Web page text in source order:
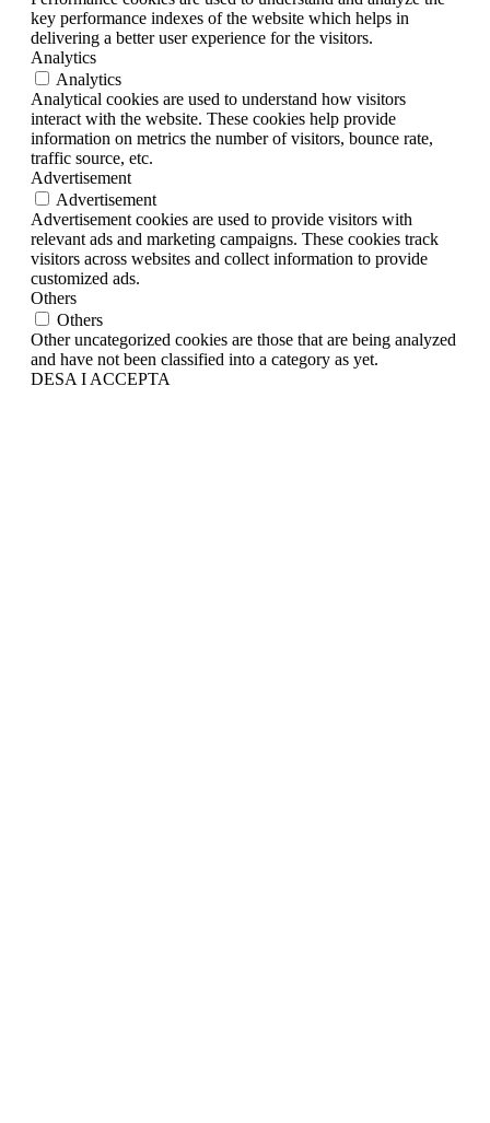
key performance indexes of the website which helps in
delivering a better user experience for the visitors.
Analytics
Analytics
Analytical cookies are used to understand how visitors
interact with the website. These cookies help provide
information on metrics the number of visitors, bounce rate,
traffic source, etc.
Advertisement
Advertisement
Advertisement cookies are used to provide visitors with
relevant ads and marketing campaigns. These cookies track
visitors across websites and collect information to provide
customized ads.
Others
Others
Other uncategorized cookies are those that are being analyzed
and have not been classified into a category as yet.
DESA I ACCEPTA